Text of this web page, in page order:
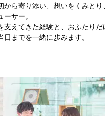
から寄り添い、想いをくみとり
サー。
支えてきた経験と、おふたり
日までを一緒に歩みます。